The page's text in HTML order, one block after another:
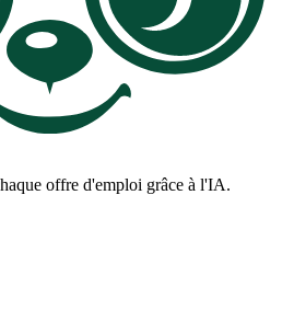
offre d'emploi grâce à l'IA.